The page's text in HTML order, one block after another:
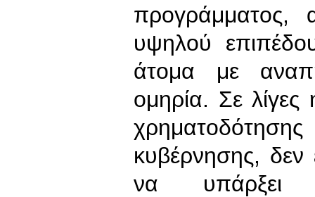
προγράμματος,
υψηλού
άτομα με
ομηρία. Σε λίγες
κυβέρνησης, δεν
να υπάρξει